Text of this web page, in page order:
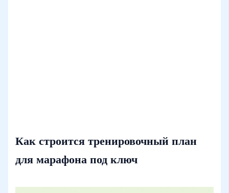
Как строится тренировочный план
для марафона под ключ